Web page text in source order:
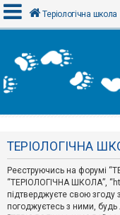
х
і
Т
е
м
и
б
е
з
в
Теріологічна школа
ТЕРІОЛОГІЧНА
Реєструючись на форумі
“ТЕРІОЛОГІЧНА ШКОЛА”,
підтверджуєте свою
погоджуєтесь з ними, будь